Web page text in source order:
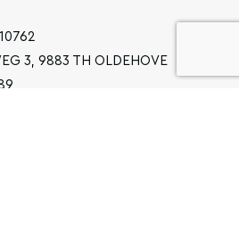
3, 9883 TH OLDEHOVE